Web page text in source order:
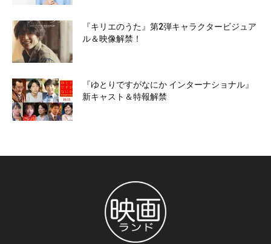
『キリエのうた』第2弾キャラクタービジュア
ル＆映像解禁！
『ゆとりですがなにか インターナショナル』
新キャスト＆特報解禁